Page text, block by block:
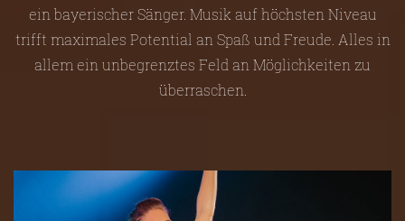
ein bayerischer Sänger. Musik auf höchsten Niveau
trifft maximales Potential an Spaß und Freude. Alles in
allem ein unbegrenztes Feld an Möglichkeiten zu
überraschen.